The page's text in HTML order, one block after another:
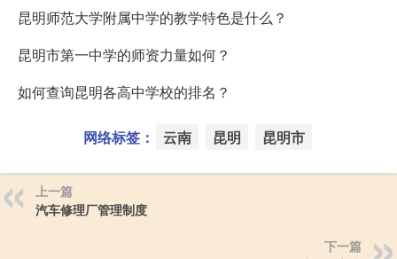
昆明师范大学附属中学的教学特色是什么？
昆明市第一中学的师资力量如何？
如何查询昆明各高中学校的排名？
网络标签： 云南 昆明 昆明市
上一篇
汽车修理厂管理制度
下一篇